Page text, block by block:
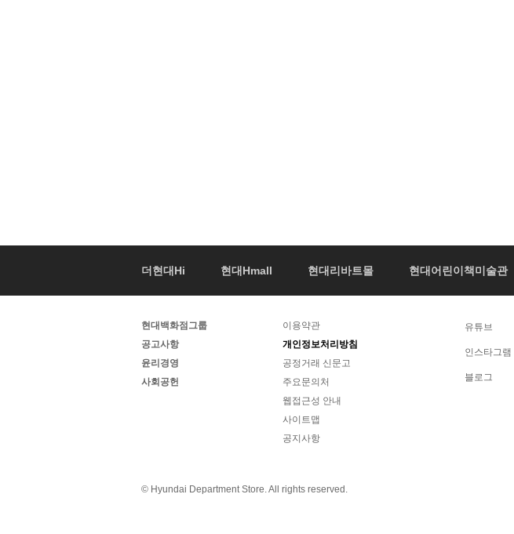
RELATED
더현대Hi 현대Hmall 현대리바트몰 현대어린이책미술관
THE
HYUNDAI
DEPARTMENT
STORE
현대백화점그룹
공고사항
윤리경영
사회공헌
THE
HYUNDAI
SNS
이용약관
개인정보처리방침
공정거래 신문고
주요문의처
웹접근성 안내
사이트맵
공지사항
THE
HYUNDAI
SNS
유튜브
인스타그램
블로그
© Hyundai Department Store. All rights reserved.